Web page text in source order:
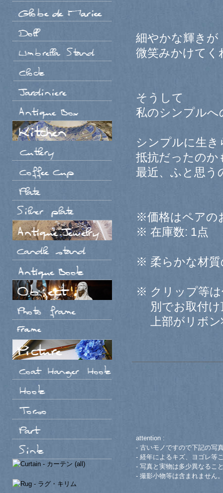
細やかな輝きが
微笑みかけてく
そうして
私のシンプルへ
シンプルに生
抵抗だったの
最近、ふと思う
※価格はペアの
※ 在庫数: 1点
※ 柔らかな材質
※ クリップ等
別でお取付け
上部がリボン
attention :
- 古いモノですので下記の写
- 経年によるキズ、ヨゴレ等
- 写真と実物は多少異なるこ
- 撮影小物等は含まれません